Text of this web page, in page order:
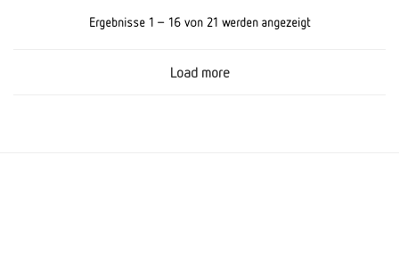
Ergebnisse 1 – 16 von 21 werden angezeigt
Load more